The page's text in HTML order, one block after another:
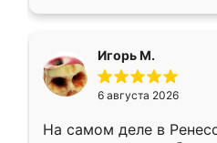
Игорь М.
6 августа 2026
На самом деле в